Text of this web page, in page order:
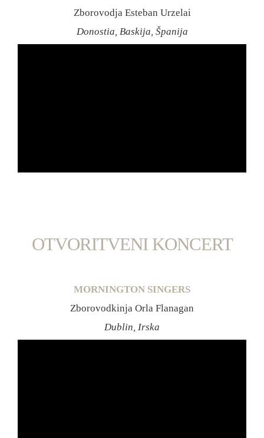
Zborovodja Esteban Urzelai
Donostia, Baskija, Španija
OTVORITVENI KONCERT
MORNINGTON SINGERS
Zborovodkinja Orla Flanagan
Dublin, Irska